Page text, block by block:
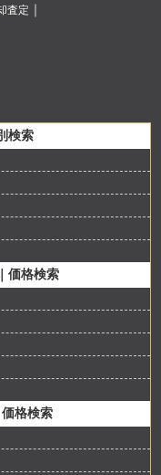
査定
検索
価格検索
格検索